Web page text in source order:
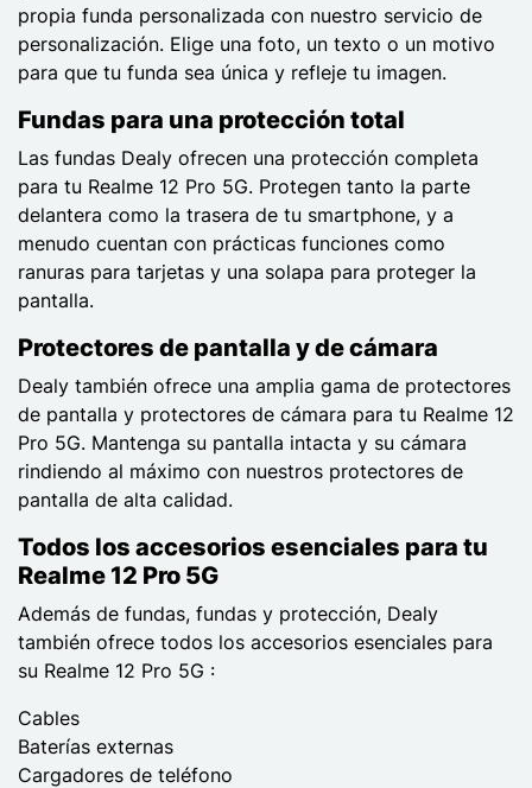
propia funda personalizada con nuestro servicio de
personalización. Elige una foto, un texto o un motivo
para que tu funda sea única y refleje tu imagen.
Fundas para una protección total
Las fundas Dealy ofrecen una protección completa
para tu Realme 12 Pro 5G. Protegen tanto la parte
delantera como la trasera de tu smartphone, y a
menudo cuentan con prácticas funciones como
ranuras para tarjetas y una solapa para proteger la
pantalla.
Protectores de pantalla y de cámara
Dealy también ofrece una amplia gama de protectores
de pantalla y protectores de cámara para tu Realme 12
Pro 5G. Mantenga su pantalla intacta y su cámara
rindiendo al máximo con nuestros protectores de
pantalla de alta calidad.
Todos los accesorios esenciales para tu
Realme 12 Pro 5G
Además de fundas, fundas y protección, Dealy
también ofrece todos los accesorios esenciales para
su Realme 12 Pro 5G :
Cables
Baterías externas
Cargadores de teléfono